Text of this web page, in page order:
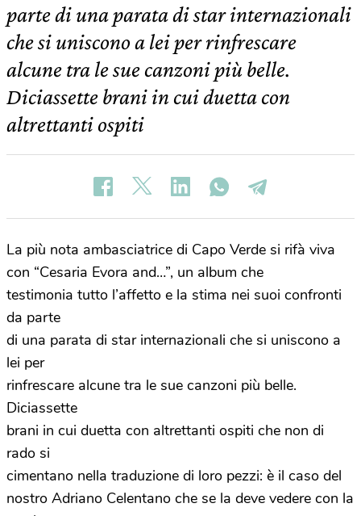
parte di una parata di star internazionali
che si uniscono a lei per rinfrescare
alcune tra le sue canzoni più belle.
Diciassette brani in cui duetta con
altrettanti ospiti
La più nota ambasciatrice di Capo Verde si rifà viva
con “Cesaria Evora and…”, un album che
testimonia tutto l’affetto e la stima nei suoi confronti
da parte
di una parata di star internazionali che si uniscono a
lei per
rinfrescare alcune tra le sue canzoni più belle.
Diciassette
brani in cui duetta con altrettanti ospiti che non di
rado si
cimentano nella traduzione di loro pezzi: è il caso del
nostro Adriano Celentano che se la deve vedere con la